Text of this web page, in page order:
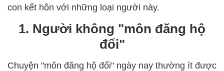
con kết hôn với những loại người này.
1. Người không "môn đăng hộ
đối"
Chuyện "môn đăng hộ đối" ngày nay thường ít được